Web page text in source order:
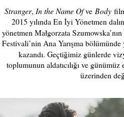
Stranger, In the Name Ofve Body
2015 yılında En İyi Yönetmen
yönetmen Małgorzata
Festivali’nin Ana Yarışma
kazandı. Geçtiğimiz günlerde
toplumunun aldatıcılığı ve günümüz
üzerinden